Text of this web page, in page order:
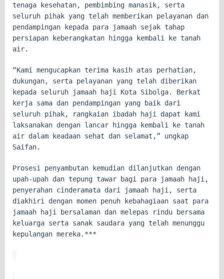
tenaga kesehatan, pembimbing manasik, serta
seluruh pihak yang telah memberikan pelayanan dan
pendampingan kepada para jamaah sejak tahap
persiapan keberangkatan hingga kembali ke tanah
air.
“Kami mengucapkan terima kasih atas perhatian,
dukungan, serta pelayanan yang telah diberikan
kepada seluruh jamaah haji Kota Sibolga. Berkat
kerja sama dan pendampingan yang baik dari
seluruh pihak, rangkaian ibadah haji dapat kami
laksanakan dengan lancar hingga kembali ke tanah
air dalam keadaan sehat dan selamat,” ungkap
Saifan.
Prosesi penyambutan kemudian dilanjutkan dengan
upah-upah dan tepung tawar bagi para jamaah haji,
penyerahan cinderamata dari jamaah haji, serta
diakhiri dengan momen penuh kebahagiaan saat para
jamaah haji bersalaman dan melepas rindu bersama
keluarga serta sanak saudara yang telah menunggu
kepulangan mereka.***